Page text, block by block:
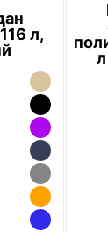
л,